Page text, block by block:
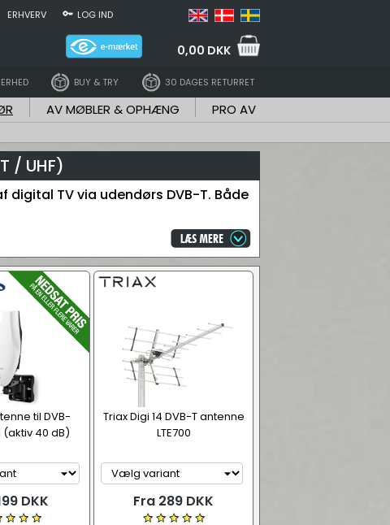
ERHVERV LOG IND
0,00 DKK
BUY & TRY 30 DAGES RETURRET
AV MØBLER & OPHÆNG PRO AV
/ UHF)
TV via udendørs DVB-T. Både
til DVB-
(aktiv 40 dB)
DKK
Triax Digi 14 DVB-T antenne
LTE700
Fra 289 DKK